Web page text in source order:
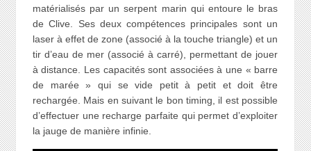
matérialisés par un serpent marin qui entoure le bras
de Clive. Ses deux compétences principales sont un
laser à effet de zone (associé à la touche triangle) et un
tir d’eau de mer (associé à carré), permettant de jouer
à distance. Les capacités sont associées à une « barre
de marée » qui se vide petit à petit et doit être
rechargée. Mais en suivant le bon timing, il est possible
d’effectuer une recharge parfaite qui permet d’exploiter
la jauge de manière infinie.